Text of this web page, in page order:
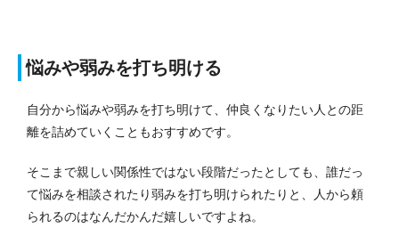
悩みや弱みを打ち明ける
自分から悩みや弱みを打ち明けて、仲良くなりたい人との距
離を詰めていくこともおすすめです。
そこまで親しい関係性ではない段階だったとしても、誰だっ
て悩みを相談されたり弱みを打ち明けられたりと、人から頼
られるのはなんだかんだ嬉しいですよね。